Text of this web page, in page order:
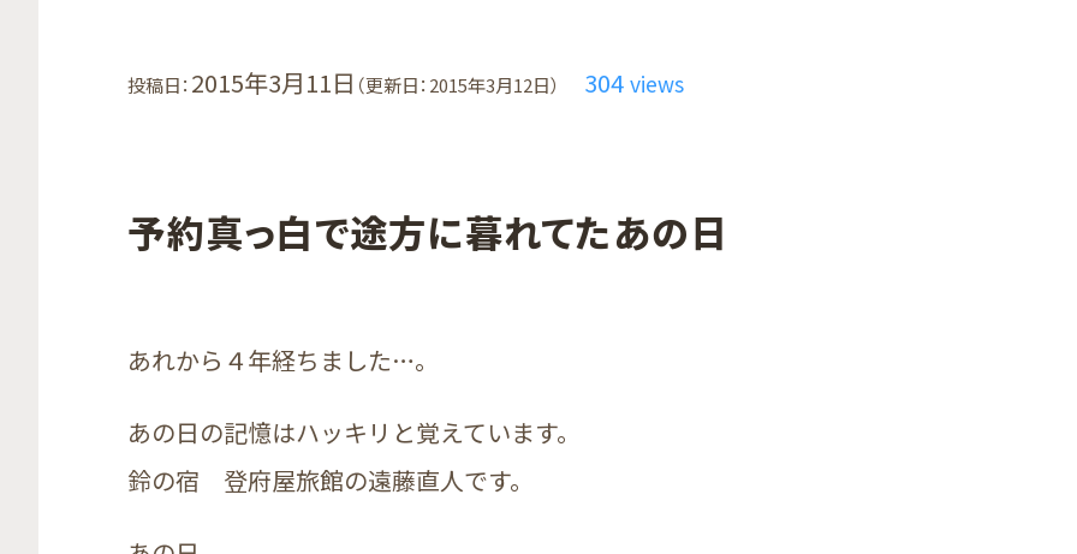
投稿日： 2015年3月11日 （更新日：2015年3月12日） 304 views
予約真っ白で途方に暮れてたあの日
あれから４年経ちました…。
あの日の記憶はハッキリと覚えています。
鈴の宿 登府屋旅館の遠藤直人です。